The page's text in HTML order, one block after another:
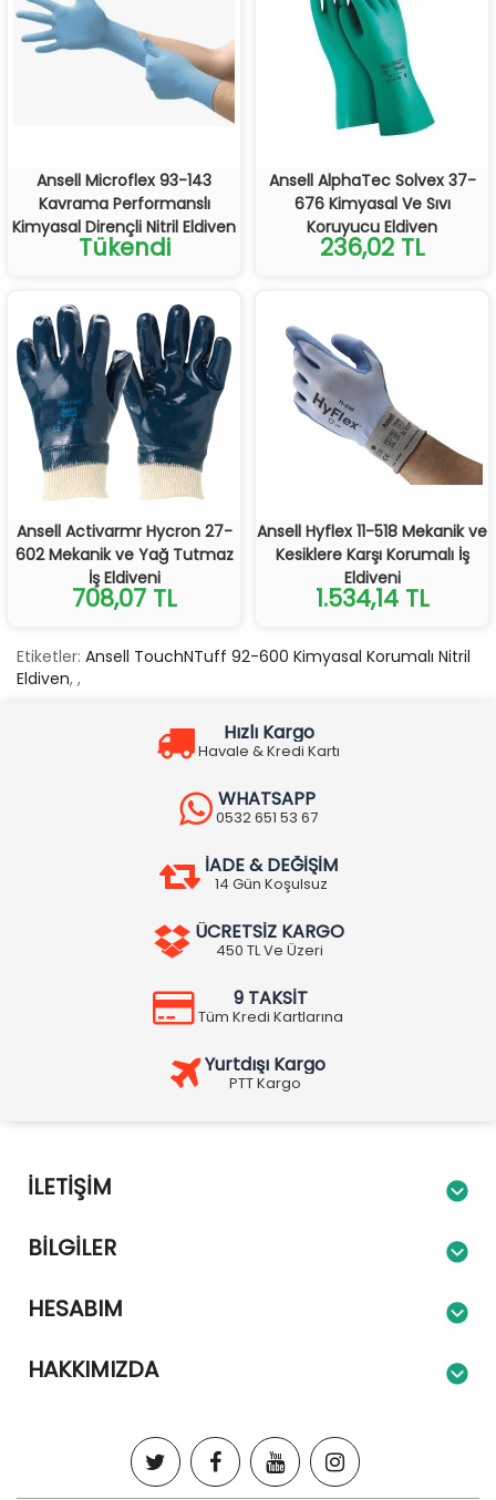
Ansell Microflex 93-143
Kavrama Performanslı
Kimyasal Dirençli Nitril Eldiven
Tükendi
Ansell AlphaTec Solvex 37-
676 Kimyasal Ve Sıvı
Koruyucu Eldiven
236,02 TL
Ansell Activarmr Hycron 27-
602 Mekanik ve Yağ Tutmaz
İş Eldiveni
708,07 TL
Ansell Hyflex 11-518 Mekanik ve
Kesiklere Karşı Korumalı İş
Eldiveni
1.534,14 TL
Etiketler: Ansell TouchNTuff 92-600 Kimyasal Korumalı Nitril
Eldiven, ,
Hızlı Kargo
Havale & Kredi Kartı
WHATSAPP
0532 651 53 67
İADE & DEĞİŞİM
14 Gün Koşulsuz
ÜCRETSİZ KARGO
450 TL Ve Üzeri
9 TAKSİT
Tüm Kredi Kartlarına
Yurtdışı Kargo
PTT Kargo
İLETIŞIM
BILGILER
HESABIM
HAKKIMIZDA